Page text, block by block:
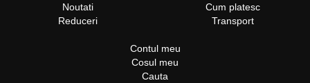
Noutati
Reduceri
Cum platesc
Transport
Contul meu
Cosul meu
Cauta